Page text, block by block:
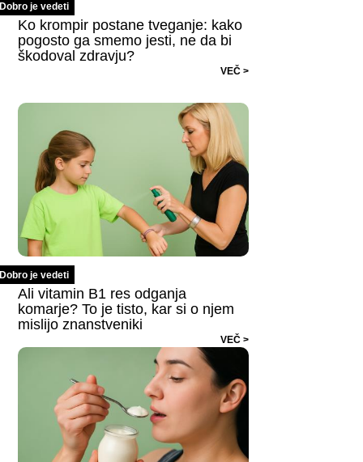
Dobro je vedeti
Ko krompir postane tveganje: kako
pogosto ga smemo jesti, ne da bi
škodoval zdravju?
VEČ >
Dobro je vedeti
Ali vitamin B1 res odganja
komarje? To je tisto, kar si o njem
mislijo znanstveniki
VEČ >